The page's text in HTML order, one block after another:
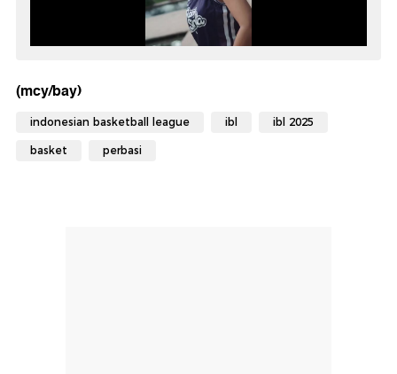
(mcy/bay)
indonesian basketball league ibl ibl 2025
basket perbasi